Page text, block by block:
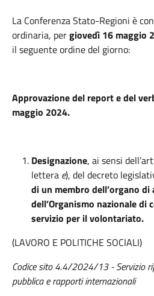
La Conferenza Stato-Regioni è
ordinaria, pergiovedì 16 maggio
il seguente ordine del giorno:
Approvazione del report e del
maggio 2024.
Designazione, ai sensi
lettera e), del decreto
di un membro dell’organo
dell’Organismo nazionale di
servizio per il volontariato.
(LAVORO E POLITICHE SOCIALI)
Codice sito 4.4/2024/13 - Servizio
pubblica e rapporti internazionali